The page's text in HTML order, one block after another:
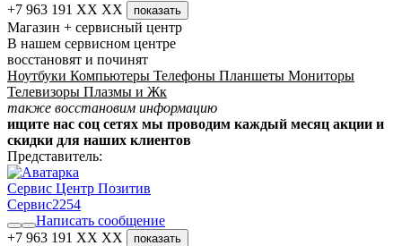
+7 963 191 XX XX показать
Магазин + сервисный центр
В нашем сервисном центре
восстановят и починят
Ноутбуки Компьютеры Телефоны Планшеты Мониторы
Телевизоры Плазмы и Жк
также восстановим информацию
ищите нас соц сетях мы проводим каждый месяц акции и
скидки для наших клиентов
Представитель:
Сервис Центр Позитив
Сервис2254
Написать сообщение
+7 963 191 XX XX
показать